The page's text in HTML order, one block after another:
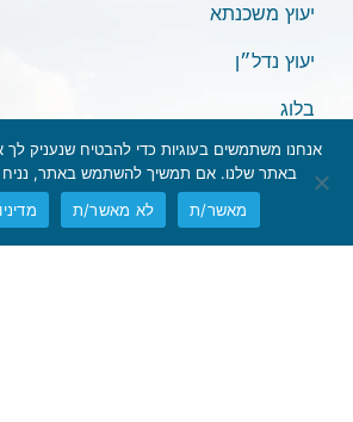
יעוץ משכנתא
יעוץ נדל״ן
בלוג
אנחנו משתמשים בעוגיות כדי להבטיח שנעניק לך
באתר שלנו. אם תמשיך להשתמש באתר,
מאשר/ת
לא מאשר/ת